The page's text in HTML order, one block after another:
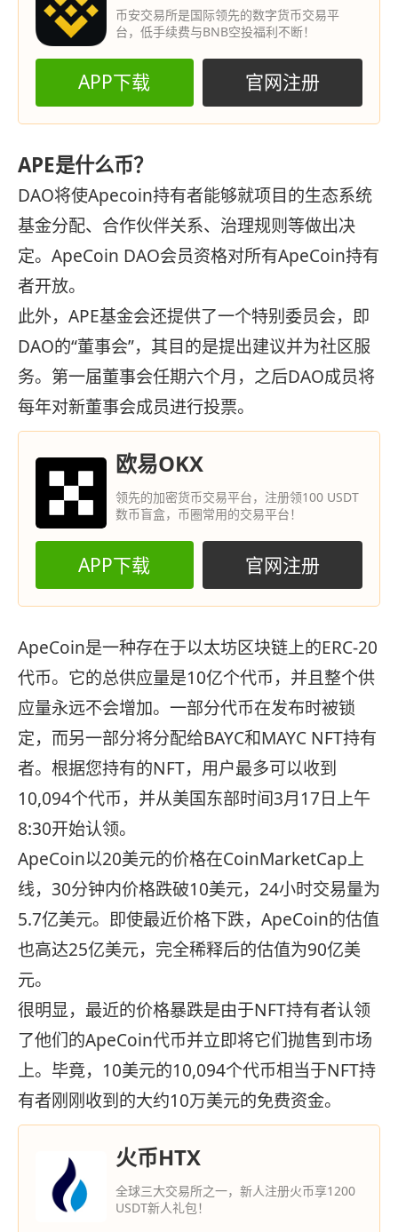
币安交易所是国际领先的数字货币交易平
台，低手续费与BNB空投福利不断！
APP下载 官网注册
APE是什么币？
DAO将使Apecoin持有者能够就项目的生态系统
基金分配、合作伙伴关系、治理规则等做出决
定。ApeCoin DAO会员资格对所有ApeCoin持有
者开放。
此外，APE基金会还提供了一个特别委员会，即
DAO的“董事会”，其目的是提出建议并为社区服
务。第一届董事会任期六个月，之后DAO成员将
每年对新董事会成员进行投票。
欧易OKX
领先的加密货币交易平台，注册领100 USDT
数币盲盒，币圈常用的交易平台！
APP下载 官网注册
ApeCoin是一种存在于以太坊区块链上的ERC-20
代币。它的总供应量是10亿个代币，并且整个供
应量永远不会增加。一部分代币在发布时被锁
定，而另一部分将分配给BAYC和MAYC NFT持有
者。根据您持有的NFT，用户最多可以收到
10,094个代币，并从美国东部时间3月17日上午
8:30开始认领。
ApeCoin以20美元的价格在CoinMarketCap上
线，30分钟内价格跌破10美元，24小时交易量为
5.7亿美元。即使最近价格下跌，ApeCoin的估值
也高达25亿美元，完全稀释后的估值为90亿美
元。
很明显，最近的价格暴跌是由于NFT持有者认领
了他们的ApeCoin代币并立即将它们抛售到市场
上。毕竟，10美元的10,094个代币相当于NFT持
有者刚刚收到的大约10万美元的免费资金。
火币HTX
全球三大交易所之一，新人注册火币享1200
USDT新人礼包！